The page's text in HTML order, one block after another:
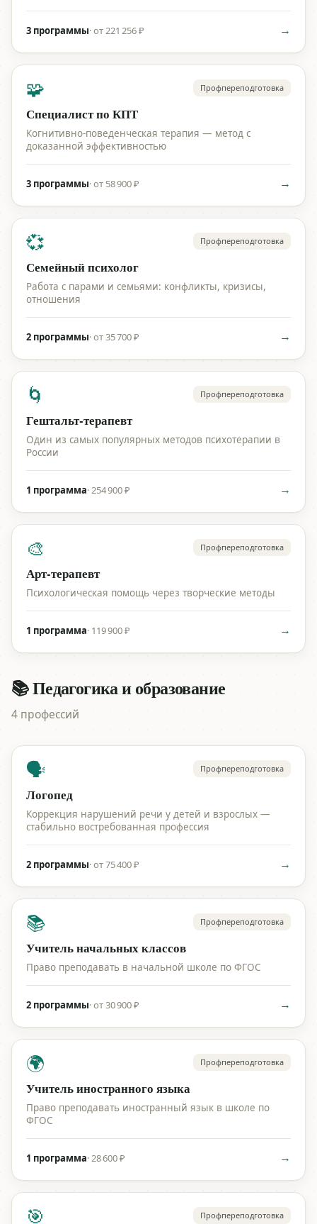
3 программы·от 221 256 ₽ →
🧩 Профпереподготовка
Специалист по КПТ
Когнитивно-поведенческая терапия — метод с
доказанной эффективностью
3 программы·от 58 900 ₽ →
💞 Профпереподготовка
Семейный психолог
Работа с парами и семьями: конфликты, кризисы,
отношения
2 программы·от 35 700 ₽ →
🌀 Профпереподготовка
Гештальт-терапевт
Один из самых популярных методов психотерапии в
России
1 программа· 254 900 ₽ →
🎨 Профпереподготовка
Арт-терапевт
Психологическая помощь через творческие методы
1 программа· 119 900 ₽ →
📚 Педагогика и образование
4 профессий
🗣️ Профпереподготовка
Логопед
Коррекция нарушений речи у детей и взрослых —
стабильно востребованная профессия
2 программы·от 75 400 ₽ →
📚 Профпереподготовка
Учитель начальных классов
Право преподавать в начальной школе по ФГОС
2 программы·от 30 900 ₽ →
🌍 Профпереподготовка
Учитель иностранного языка
Право преподавать иностранный язык в школе по
ФГОС
1 программа· 28 600 ₽ →
🎯 Профпереподготовка